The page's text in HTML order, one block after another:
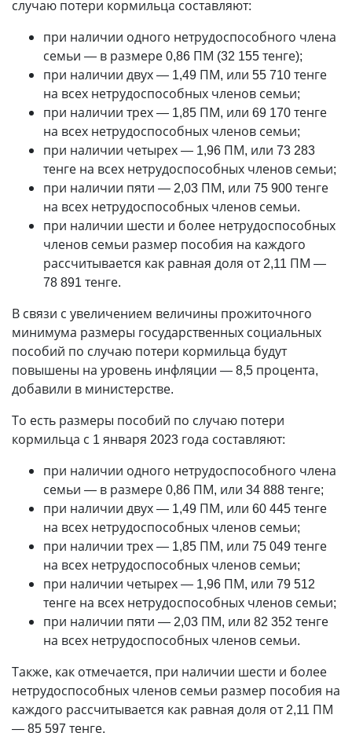
случаю потери кормильца составляют:
при наличии одного нетрудоспособного члена
семьи — в размере 0,86 ПМ (32 155 тенге);
при наличии двух— 1,49 ПМ, или 55 710 тенге
на всех нетрудоспособных членов семьи;
при наличии трех— 1,85 ПМ, или 69 170 тенге
на всех нетрудоспособных членов семьи;
при наличии четырех— 1,96 ПМ, или 73 283
тенге на всех нетрудоспособных членов семьи;
при наличии пяти —2,03 ПМ, или 75 900 тенге
на всех нетрудоспособных членов семьи.
при наличии шести и более нетрудоспособных
членов семьи размер пособия на каждого
рассчитывается как равная доля от 2,11 ПМ —
78 891 тенге.
В связи с увеличением величины прожиточного
минимума размеры государственных социальных
пособий по случаю потери кормильца будут
повышены на уровень инфляции —8,5 процента,
добавили в министерстве.
То есть размеры пособий по случаю потери
кормильца с 1 января 2023 года составляют:
при наличии одного нетрудоспособного члена
семьи — в размере 0,86 ПМ, или 34 888 тенге;
при наличии двух— 1,49 ПМ, или 60 445 тенге
на всех нетрудоспособных членов семьи;
при наличии трех— 1,85 ПМ, или 75 049 тенге
на всех нетрудоспособных членов семьи;
при наличии четырех— 1,96 ПМ, или 79 512
тенге на всех нетрудоспособных членов семьи;
при наличии пяти —2,03 ПМ, или 82 352 тенге
на всех нетрудоспособных членов семьи.
Также, как отмечается, при наличии шести и более
нетрудоспособных членов семьи размер пособия на
каждого рассчитывается как равная доля от 2,11 ПМ
—85 597 тенге.